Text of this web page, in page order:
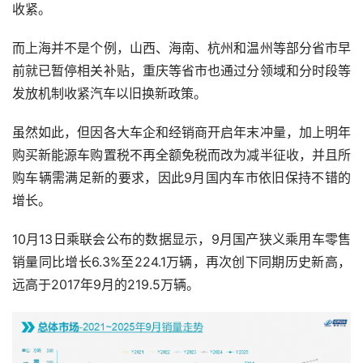
收紧。
而上海并不是个例，山西、海南、杭州和温州等部分省市早
前就已暂停相关补贴，重庆等省市也通过分领域和分时段等
发放机制收紧汽车以旧换新政策。
虽然如此，但因各大车企和经销商开启年末冲量，加上明年
购买新能源车购置税不再全额免税而改为减半征收，并且所
购车辆需满足新的要求，因此9月国内车市依旧保持不错的
增长。
10月13日乘联会公布的数据显示，9月国产狭义乘用车零售
销量同比增长6.3%至224.1万辆，再次创下同期历史新高，
远高于2017年9月的219.5万辆。